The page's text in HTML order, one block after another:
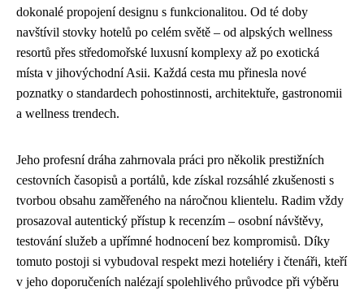
dokonalé propojení designu s funkcionalitou. Od té doby
navštívil stovky hotelů po celém světě – od alpských wellness
resortů přes středomořské luxusní komplexy až po exotická
místa v jihovýchodní Asii. Každá cesta mu přinesla nové
poznatky o standardech pohostinnosti, architektuře, gastronomii
a wellness trendech.
Jeho profesní dráha zahrnovala práci pro několik prestižních
cestovních časopisů a portálů, kde získal rozsáhlé zkušenosti s
tvorbou obsahu zaměřeného na náročnou klientelu. Radim vždy
prosazoval autentický přístup k recenzím – osobní návštěvy,
testování služeb a upřímné hodnocení bez kompromisů. Díky
tomuto postoji si vybudoval respekt mezi hoteliéry i čtenáři, kteří
v jeho doporučeních nalézají spolehlivého průvodce při výběru